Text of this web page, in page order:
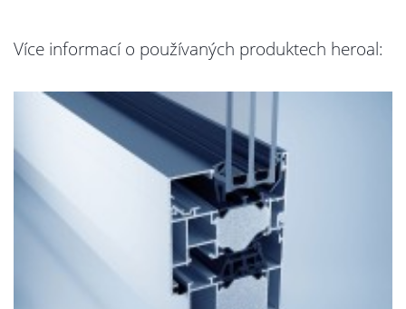
Více informací o používaných produktech heroal: